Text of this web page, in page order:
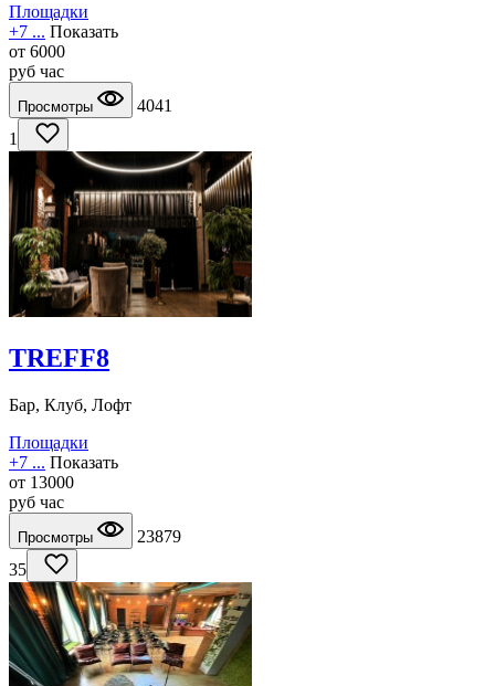
Площадки
+7 ... Показать
от 6000
руб час
Просмотры
4041
1
TREFF8
Бар, Клуб, Лофт
Площадки
+7 ... Показать
от 13000
руб час
Просмотры
23879
35